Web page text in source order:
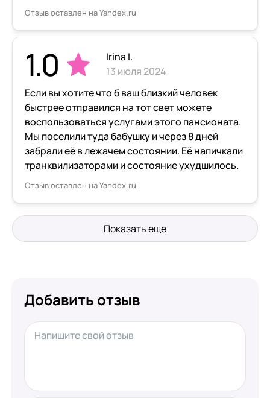
Отзыв оставлен на Yandex.ru
1.0
Irina I.
13 июля 2024
Если вы хотите что б ваш близкий человек
быстрее отправился на тот свет можете
воспользоваться услугами этого пансионата.
Мы поселили туда бабушку и через 8 дней
забрали её в лежачем состоянии. Её напичкали
транквилизаторами и состояние ухудшилось.
Отзыв оставлен на Yandex.ru
Показать еще
Добавить отзыв